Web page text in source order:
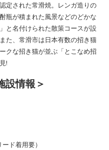
定された常滑焼。レンガ造りの
瓶が積まれた風景などのどかな
と名付けられた散策コースが設
た、常滑市は日本有数の招き猫
クな招き猫が並ぶ「とこなめ招
!
設情報＞
ド着用要）